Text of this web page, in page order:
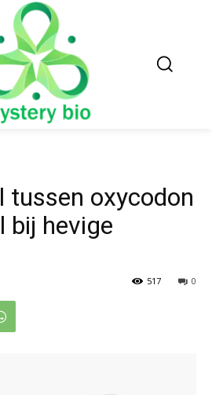
tussen oxycodon
bij hevige
0
517